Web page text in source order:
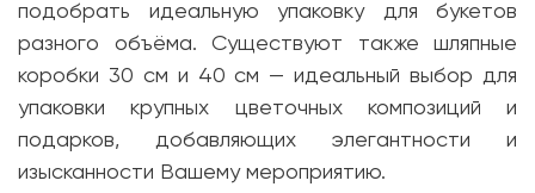
подобрать идеальную упаковку для букетов
разного объёма. Существуют также шляпные
коробки 30 см и 40 см — идеальный выбор для
упаковки крупных цветочных композиций и
подарков, добавляющих элегантности и
изысканности Вашему мероприятию.